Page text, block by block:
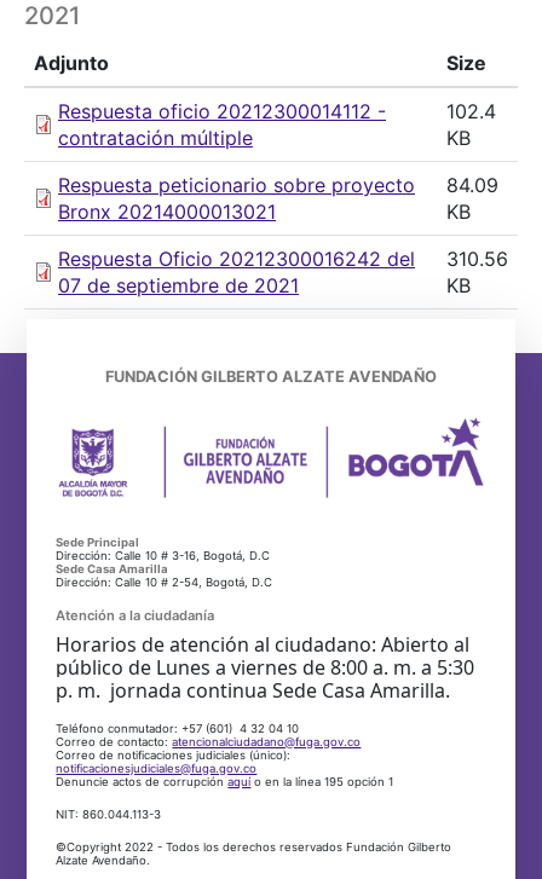
2021
Adjunto
Size
Respuesta oficio 20212300014112 -
contratación múltiple
102.4
KB
Respuesta peticionario sobre proyecto
Bronx 20214000013021
84.09
KB
Respuesta Oficio 20212300016242 del
07 de septiembre de 2021
310.56
KB
FUNDACIÓN GILBERTO ALZATE AVENDAÑO
Sede Principal
Dirección: Calle 10 # 3-16, Bogotá, D.C
Sede Casa Amarilla
Dirección: Calle 10 # 2-54, Bogotá, D.C
Atención a la ciudadanía
Horarios de atención al ciudadano: Abierto al
público de Lunes a viernes de 8:00 a. m. a 5:30
p. m. jornada continua Sede Casa Amarilla.
Teléfono conmutador: +57 (601) 4 32 04 10
Correo de contacto:atencionalciudadano@fuga.gov.co
Correo de notificaciones judiciales (único):
notificacionesjudiciales@fuga.gov.co
Denuncie actos de corrupciónaquí o en la línea 195 opción 1
NIT: 860.044.113-3
©Copyright 2022 - Todos los derechos reservados Fundación Gilberto
Alzate Avendaño.